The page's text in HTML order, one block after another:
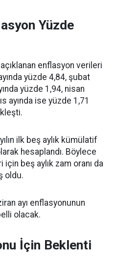
Yüzde
açıklanan enflasyon verileri
yüzde 4,84, şubat
yüzde 1,94, nisan
ayında ise yüzde 1,71
ilk beş aylık kümülatif
hesaplandı. Böylece
beş aylık zam oranı da
oldu.
ayı enflasyonunun
olacak.
İçin Beklenti